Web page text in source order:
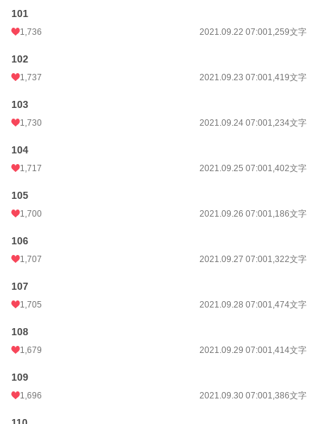
101
1,736 2021.09.22 07:001,259文字
102
1,737 2021.09.23 07:001,419文字
103
1,730 2021.09.24 07:001,234文字
104
1,717 2021.09.25 07:001,402文字
105
1,700 2021.09.26 07:001,186文字
106
1,707 2021.09.27 07:001,322文字
107
1,705 2021.09.28 07:001,474文字
108
1,679 2021.09.29 07:001,414文字
109
1,696 2021.09.30 07:001,386文字